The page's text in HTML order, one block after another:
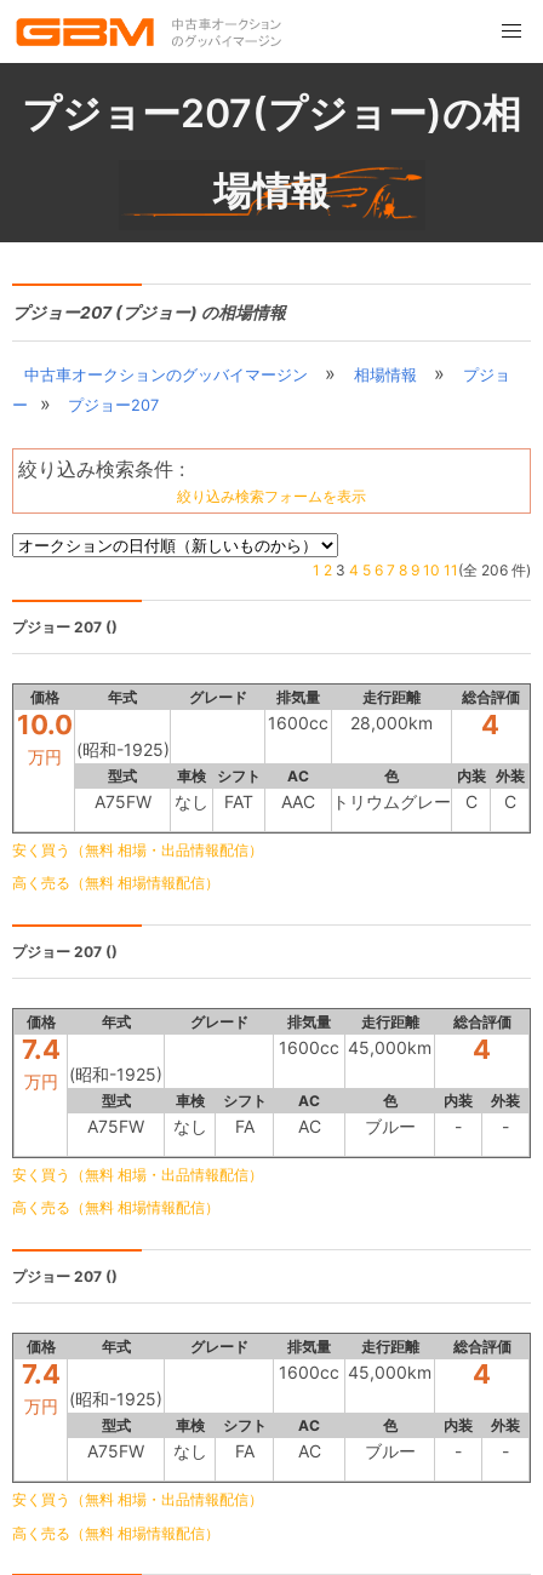
プジョー207(プジョー)の相
場情報
プジョー207 (プジョー) の相場情報
中古車オークションのグッバイマージン » 相場情報 »
プジョ
ー
» プジョー207
絞り込み検索条件 :
絞り込み検索フォームを表示
1 2 3 4 5 6 7 8 9 10 11 (全 206 件)
プジョー 207 ()
価格 年式 グレード 排気量 走行距離 総合評価
10.0
万円 (昭和-1925)
1600cc 28,000km 4
型式 車検 シフト AC 色 内装 外装
A75FW なし FAT AAC トリウムグレー C C
安く買う（無料 相場・出品情報配信）
高く売る（無料 相場情報配信）
プジョー 207 ()
価格 年式 グレード 排気量 走行距離 総合評価
7.4
万円 (昭和-1925)
1600cc 45,000km 4
型式 車検 シフト AC 色 内装 外装
A75FW なし FA AC ブルー - -
安く買う（無料 相場・出品情報配信）
高く売る（無料 相場情報配信）
プジョー 207 ()
価格 年式 グレード 排気量 走行距離 総合評価
7.4
万円 (昭和-1925)
1600cc 45,000km 4
型式 車検 シフト AC 色 内装 外装
A75FW なし FA AC ブルー - -
安く買う（無料 相場・出品情報配信）
高く売る（無料 相場情報配信）